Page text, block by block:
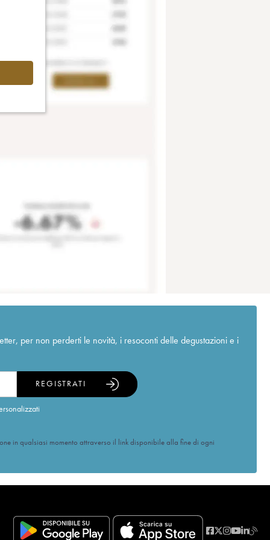
per non perderti le novità, i resoconti delle degustazioni e i
REGISTRATI
in qualsiasi momento attraverso il link disponibile alla fine di ogni